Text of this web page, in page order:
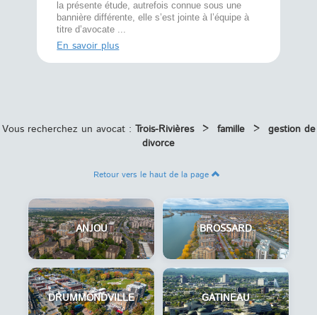
la présente étude, autrefois connue sous une
bannière différente, elle s’est jointe à l’équipe à
titre d’avocate ...
En savoir plus
Vous recherchez un avocat : Trois-Rivières > famille >
gestion de
divorce
Retour vers le haut de la page
ANJOU BROSSARD
DRUMMONDVILLE GATINEAU